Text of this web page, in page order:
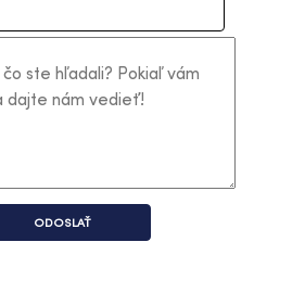
ODOSLAŤ